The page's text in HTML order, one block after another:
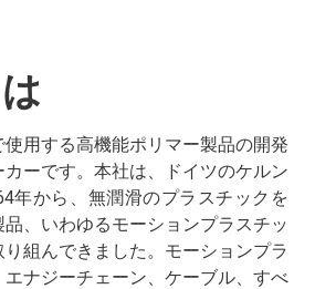
用する高機能ポリマー製品の開発
ーです。本社は、ドイツのケルン
年から、無潤滑のプラスチックを
、いわゆるモーションプラスチッ
組んできました。モーションプラ
ナジーチェーン、ケーブル、すべ